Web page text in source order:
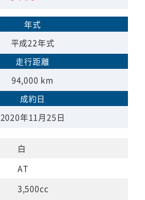
年式
平成22年式
走行距離
94,000 km
成約日
2020年11月25日
白
AT
3,500cc